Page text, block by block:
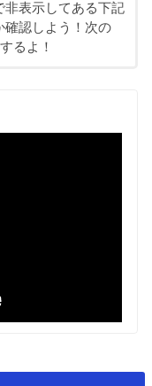
非表示してある下記
確認しよう！次の
るよ！